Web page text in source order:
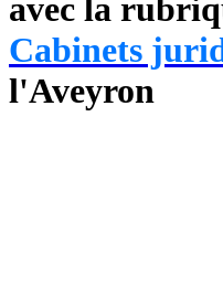
avec la
Cabinets
l'Aveyron